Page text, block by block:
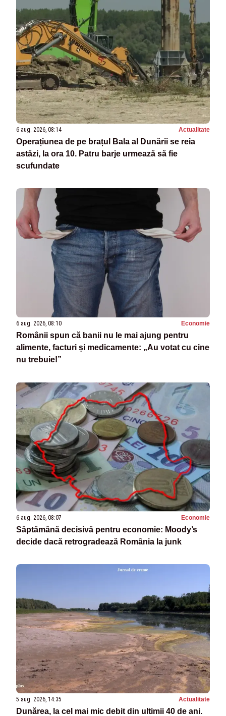
6 aug. 2026, 08:14 Actualitate
Operațiunea de pe brațul Bala al Dunării se reia
astăzi, la ora 10. Patru barje urmează să fie
scufundate
6 aug. 2026, 08:10 Economie
Românii spun că banii nu le mai ajung pentru
alimente, facturi și medicamente: „Au votat cu cine
nu trebuie!”
6 aug. 2026, 08:07 Economie
Săptămână decisivă pentru economie: Moody’s
decide dacă retrogradează România la junk
5 aug. 2026, 14:35 Actualitate
Dunărea, la cel mai mic debit din ultimii 40 de ani.